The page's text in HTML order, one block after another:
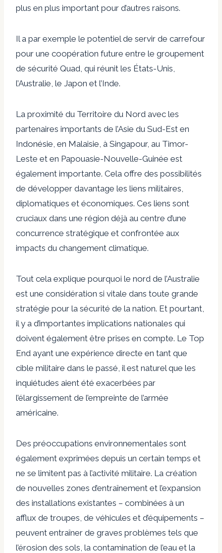
plus en plus important pour d’autres raisons.
Il a par exemple le potentiel de servir de carrefour
pour une coopération future entre le groupement
de sécurité Quad, qui réunit les États-Unis,
l’Australie, le Japon et l’Inde.
La proximité du Territoire du Nord avec les
partenaires importants de l’Asie du Sud-Est en
Indonésie, en Malaisie, à Singapour, au Timor-
Leste et en Papouasie-Nouvelle-Guinée est
également importante. Cela offre des possibilités
de développer davantage les liens militaires,
diplomatiques et économiques. Ces liens sont
cruciaux dans une région déjà au centre d’une
concurrence stratégique et confrontée aux
impacts du changement climatique.
Tout cela explique pourquoi le nord de l’Australie
est une considération si vitale dans toute grande
stratégie pour la sécurité de la nation. Et pourtant,
il y a d’importantes implications nationales qui
doivent également être prises en compte. Le Top
End ayant une expérience directe en tant que
cible militaire dans le passé, il est naturel que les
inquiétudes aient été exacerbées par
l’élargissement de l’empreinte de l’armée
américaine.
Des préoccupations environnementales sont
également exprimées depuis un certain temps et
ne se limitent pas à l’activité militaire. La création
de nouvelles zones d’entraînement et l’expansion
des installations existantes – combinées à un
afflux de troupes, de véhicules et d’équipements –
peuvent entraîner de graves problèmes tels que
l’érosion des sols, la contamination de l’eau et la